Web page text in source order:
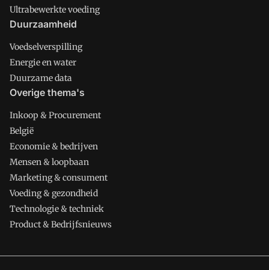
Ultrabewerkte voeding
Duurzaamheid
Voedselverspilling
Energie en water
Duurzame data
Overige thema's
Inkoop & Procurement
België
Economie & bedrijven
Mensen & loopbaan
Marketing & consument
Voeding & gezondheid
Technologie & techniek
Product & Bedrijfsnieuws